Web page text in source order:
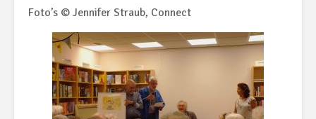
Foto’s © Jennifer Straub, Connect